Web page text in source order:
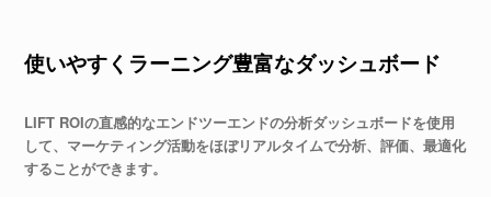
使いやすくラーニング豊富なダッシュボード
LIFT ROIの直感的なエンドツーエンドの分析ダッシュボードを使用
して、マーケティング活動をほぼリアルタイムで分析、評価、最適化
することができます。